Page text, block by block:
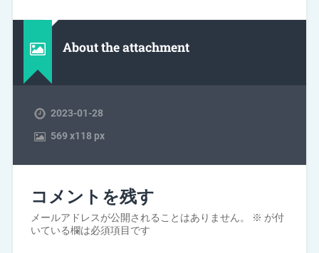
About the attachment
2023-01-28
569x118 px
コメントを残す
メールアドレスが公開されることはありません。 ※ が付
いている欄は必須項目です